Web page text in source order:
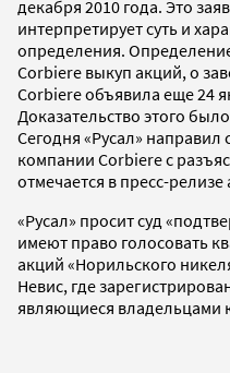
декабря 2010 года. Это
интерпретирует суть и
определения.
Corbiere выкуп акций, о
Corbiere объявила еще 24
Доказательство этого
Сегодня «Русал»
компании Corbiere c
отмечается в пресс-
«Русал» просит суд
имеют право голосовать
акций «Норильского
Невис, где
являющиеся владельцами